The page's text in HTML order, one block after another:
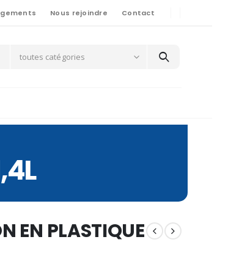
Nous rejoindre Contact
toutes catégories
EN PLASTIQUE